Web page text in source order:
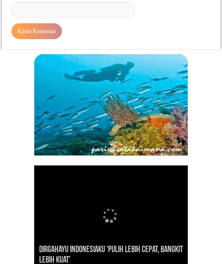
Dirgahayu Indonesiaku ‘Pulih Lebih Cepat, Bangkit
Lebih Kuat’
Advetorial Hari Raya Idul Fitri 1443 Hijriah
Kunjungan Presiden RI Joko Widodo ke Kaimana
Tahun 2019